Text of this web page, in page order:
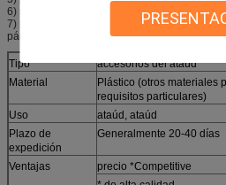
6) se aceptan los diseños de los clientes.
7) para más detalles del producto, visitar por
página web.
Tipo
accesorios del ataúd
Material
Plástico (otros materiales
requisitos particulares)
Uso
ataúd, ataúd
Plazo de
expedición
Generalmente 20-40 días
Ventajas
precio *Competitive